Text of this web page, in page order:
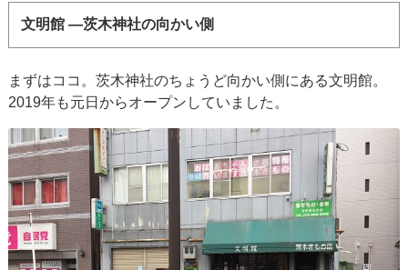
文明館 ―茨木神社の向かい側
まずはココ。茨木神社のちょうど向かい側にある文明館。
2019年も元日からオープンしていました。